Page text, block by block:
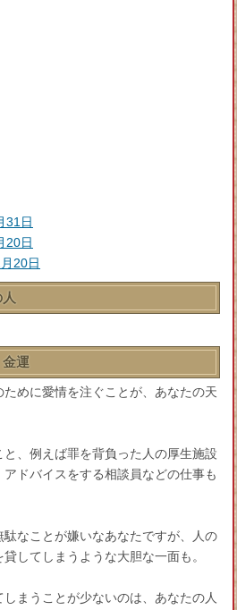
31日
20日
20日
金運
めに愛情を注ぐことが、あなたの天
、例えば罪を背負った人の厚生施設
ドバイスをする相談員などの仕事も
なことが嫌いなあなたですが、人の
してしまうような大胆な一面も。
まうことが少ないのは、あなたの人